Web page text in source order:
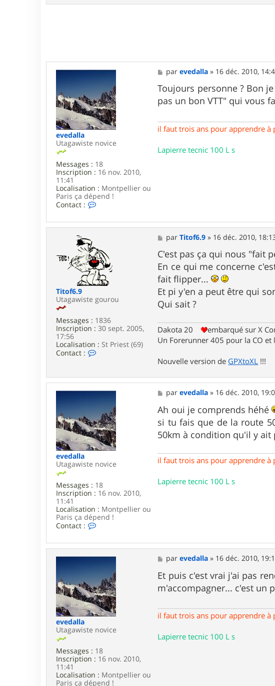
i
e
e
5
7
evedalla
Utagawiste novice
Messages : 18
Inscription : 16 nov. 2010,
11:41
Localisation : Montpellier ou
Paris ça dépend !
Contact :
t
t
e
r
e
v
d
l
a
M
e
s
s
a
parevedalla » 16 déc. 2010,
Toujours personne ? Bon
pas un bon VTT" qui vous
il faut trois ans pour apprendre à
Lapierre tecnic 100 L s
Titof6.9
Utagawiste gourou
Messages : 1836
Inscription : 30 sept. 2005,
17:56
Localisation : St Priest (69)
Contact :
t
a
c
r
T
i
t
o
6
M
e
s
s
a
g
e
parTitof6.9 » 16 déc. 2010,
C'est pas ça qui nous "fait
En ce qui me concerne
fait flipper...
Et pi y'en a peut être qui
Qui sait ?
Dakota 20
embarqué sur X
Un Forerunner 405 pour la CO et
Nouvelle version de GPXtoXL !!!
evedalla
Utagawiste novice
Messages : 18
Inscription : 16 nov. 2010,
11:41
Localisation : Montpellier ou
Paris ça dépend !
Contact :
n
t
a
e
r
e
v
e
a
a
M
e
s
s
g
e
parevedalla » 16 déc. 2010,
Ah oui je comprends héhé
si tu fais que de la route
50km à condition qu'il y ait
il faut trois ans pour apprendre à
Lapierre tecnic 100 L s
evedalla
Utagawiste novice
Messages : 18
Inscription : 16 nov. 2010,
11:41
Localisation : Montpellier ou
Paris ça dépend !
M
e
s
s
a
parevedalla » 16 déc. 2010,
Et puis c'est vrai j'ai pas
m'accompagner... c'est un
il faut trois ans pour apprendre à
Lapierre tecnic 100 L s